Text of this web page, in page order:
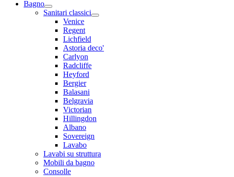
Bagno
Sanitari classici
Venice
Regent
Lichfield
Astoria deco'
Carlyon
Radcliffe
Heyford
Bergier
Balasani
Belgravia
Victorian
Hillingdon
Albano
Sovereign
Lavabo
Lavabi su struttura
Mobili da bagno
Consolle